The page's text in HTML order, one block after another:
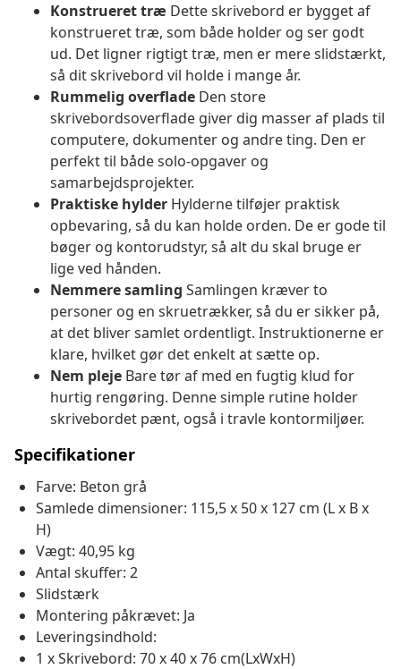
Konstrueret træ Dette skrivebord er bygget af
konstrueret træ, som både holder og ser godt
ud. Det ligner rigtigt træ, men er mere slidstærkt,
så dit skrivebord vil holde i mange år.
Rummelig overflade Den store
skrivebordsoverflade giver dig masser af plads til
computere, dokumenter og andre ting. Den er
perfekt til både solo-opgaver og
samarbejdsprojekter.
Praktiske hylder Hylderne tilføjer praktisk
opbevaring, så du kan holde orden. De er gode til
bøger og kontorudstyr, så alt du skal bruge er
lige ved hånden.
Nemmere samling Samlingen kræver to
personer og en skruetrækker, så du er sikker på,
at det bliver samlet ordentligt. Instruktionerne er
klare, hvilket gør det enkelt at sætte op.
Nem pleje Bare tør af med en fugtig klud for
hurtig rengøring. Denne simple rutine holder
skrivebordet pænt, også i travle kontormiljøer.
Specifikationer
Farve: Beton grå
Samlede dimensioner: 115,5 x 50 x 127 cm (L x B x
H)
Vægt: 40,95 kg
Antal skuffer: 2
Slidstærk
Montering påkrævet: Ja
Leveringsindhold:
1 x Skrivebord: 70 x 40 x 76 cm(LxWxH)